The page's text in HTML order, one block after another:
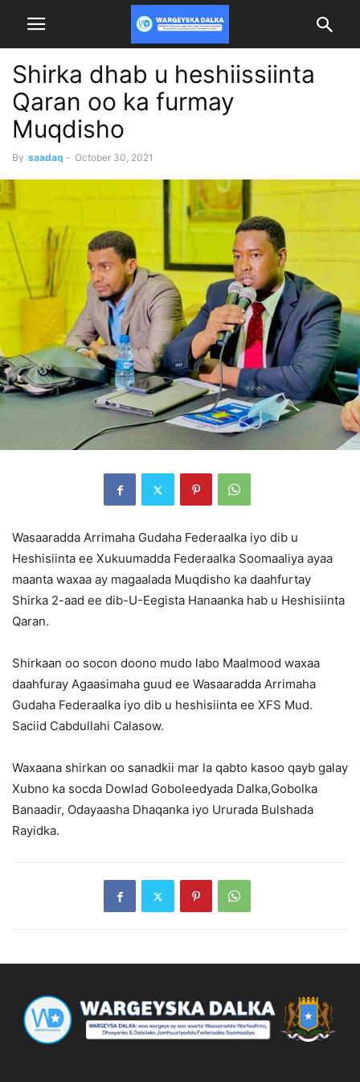
Shirka dhab u heshiissiinta
Qaran oo ka furmay
Muqdisho
By saadaq - October 30, 2021
Wasaaradda Arrimaha Gudaha Federaalka iyo dib u
Heshisiinta ee Xukuumadda Federaalka Soomaaliya ayaa
maanta waxaa ay magaalada Muqdisho ka daahfurtay
Shirka 2-aad ee dib-U-Eegista Hanaanka hab u Heshisiinta
Qaran.
Shirkaan oo socon doono mudo labo Maalmood waxaa
daahfuray Agaasimaha guud ee Wasaaradda Arrimaha
Gudaha Federaalka iyo dib u heshisiinta ee XFS Mud.
Saciid Cabdullahi Calasow.
Waxaana shirkan oo sanadkii mar la qabto kasoo qayb galay
Xubno ka socda Dowlad Goboleedyada Dalka,Gobolka
Banaadir, Odayaasha Dhaqanka iyo Ururada Bulshada
Rayidka.